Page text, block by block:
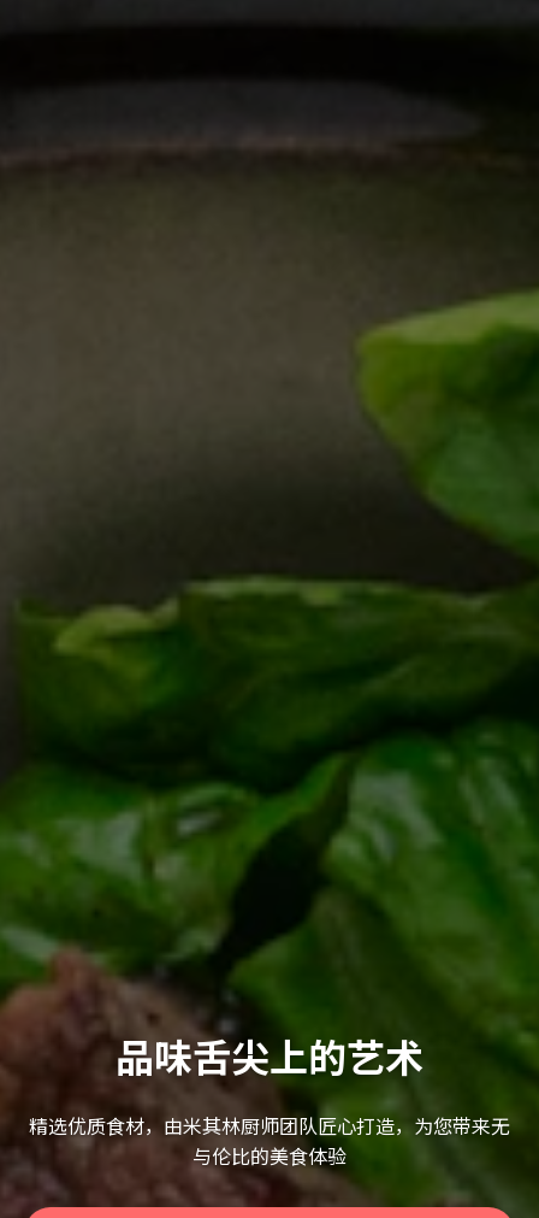
品味舌尖上的艺术
精选优质食材，由米其林厨师团队匠心打造，为您带来无
与伦比的美食体验